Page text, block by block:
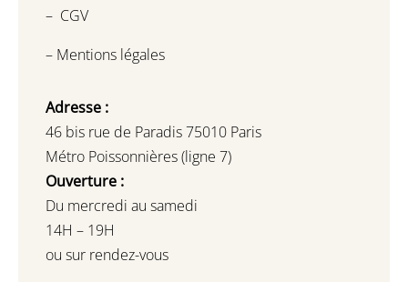
– CGV
– Mentions légales
Adresse :
46 bis rue de Paradis 75010 Paris
Métro Poissonnières (ligne 7)
Ouverture :
Du mercredi au samedi
14H – 19H
ou sur rendez-vous